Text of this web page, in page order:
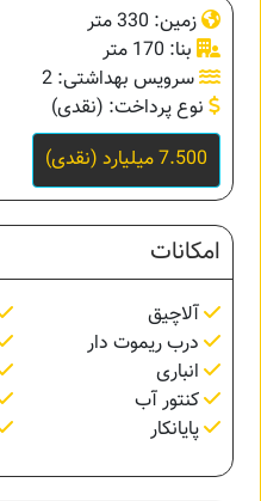
زمین: 330 متر
بنا: 170 متر
سرویس بهداشتی: 2
نوع پرداخت: (نقدی)
7.500 میلیارد (نقدی)
امکانات
آلاچیق
درب ریموت دار
انباری
کنتور آب
پایانکار